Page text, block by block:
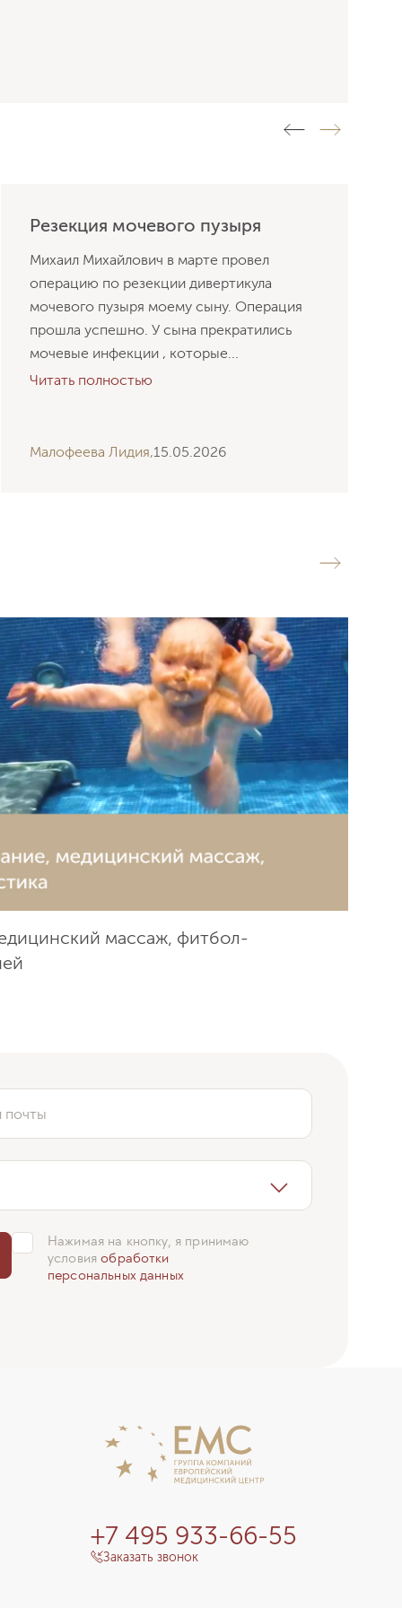
Резекция мочевого пузыря
Михаил Михайлович в марте провел
операцию по резекции дивертикула
мочевого пузыря моему сыну. Операция
прошла успешно. У сына прекратились
мочевые инфекции , которые...
Читать полностью
Малофеева Лидия,15.05.2026
массаж, фитбол-
почты
Нажимая на кнопку, я принимаю
условияобработки
персональных данных
+7 495 933-66-55
Заказать звонок